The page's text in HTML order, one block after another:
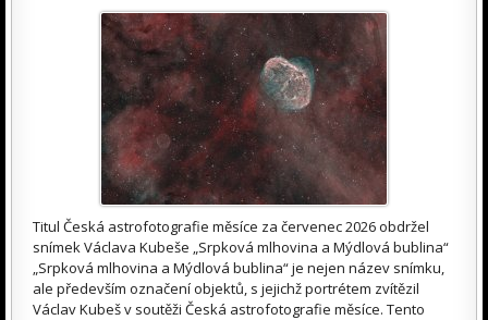
Titul Česká astrofotografie měsíce za červenec 2026 obdržel
snímek Václava Kubeše „Srpková mlhovina a Mýdlová bublina“
„Srpková mlhovina a Mýdlová bublina“ je nejen název snímku,
ale především označení objektů, s jejichž portrétem zvítězil
Václav Kubeš v soutěži Česká astrofotografie měsíce. Tento